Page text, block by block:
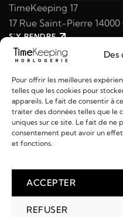
Des
Pour offrir les meilleures
telles que les cookies pour
appareils. Le fait de consentir à
traiter des données telles que le
uniques sur ce site. Le fait de ne
consentement peut avoir un
et fonctions.
ACCEPTER
REFUSER
TimeKeeping 17
17 Rue Saint-Pierre 14000
S'Y RENDRE
02 31 47 49 97
contact@timekeeping.fr
Liens utiles
2026 © TIMEKEEPING - Réalisé